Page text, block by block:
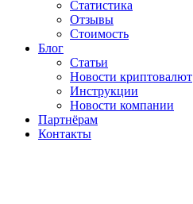
Статистика
Отзывы
Стоимость
Блог
Статьи
Новости криптовалют
Инструкции
Новости компании
Партнёрам
Контакты